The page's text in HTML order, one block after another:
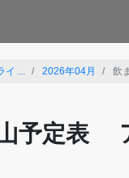
イ ... 2026年04月 飲
予定表